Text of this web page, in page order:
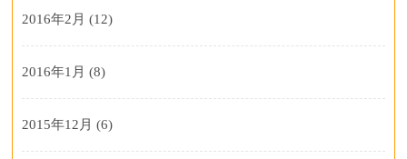
2016年2月 (12)
2016年1月 (8)
2015年12月 (6)